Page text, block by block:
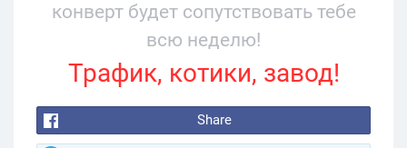
конверт будет сопутствовать тебе
всю неделю!
Трафик, котики, завод!
Share